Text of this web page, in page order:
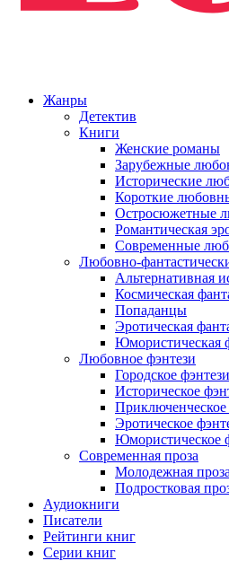
Жанры
Детектив
Книги
Женские романы
Зарубежные
Исторические
Короткие
Остросюжетные
Романтическая
Современные
Любовно-
Альтернативная
Космическая
Попаданцы
Эротическая
Юмористическая
Любовное фэнтези
Городское фэнтези
Историческое
Приключенческое
Эротическое
Юмористическое
Современная проза
Молодежная проза
Подростковая
Аудиокниги
Писатели
Рейтинги книг
Серии книг